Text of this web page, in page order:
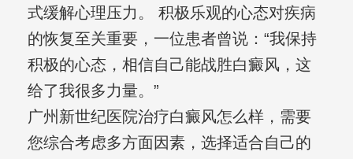
式缓解心理压力。 积极乐观的心态对疾病
的恢复至关重要，一位患者曾说：“我保持
积极的心态，相信自己能战胜白癜风，这
给了我很多力量。”
广州新世纪医院治疗白癜风怎么样，需要
您综合考虑多方面因素，选择适合自己的